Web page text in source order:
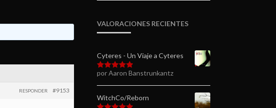
#9153
RESPONDER
VALORACIONES RECIENTES
Cyteres - Un Viaje a Cyteres
Valorado en
por Aaron Banstrunkantz
WitchCo/Reborn